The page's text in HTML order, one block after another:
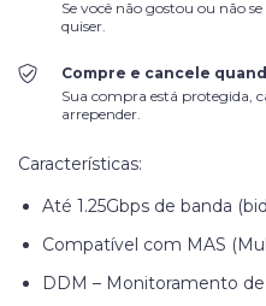
Se você não gostou ou não
quiser.
Compre e cancele
Sua compra está protegida,
arrepender.
Características:
Até 1.25Gbps de banda
Compatível com MAS
DDM – Monitoramento